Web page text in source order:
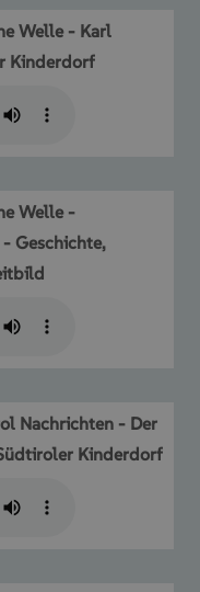
Welle - Karl
Kinderdorf
Welle -
Geschichte,
Nachrichten - Der
Kinderdorf